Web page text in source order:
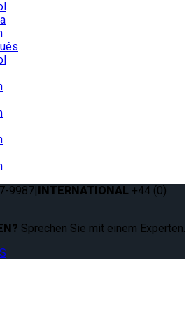
9987|INTERNATIONAL +44 (0)
Sprechen Sie mit einem Experten.